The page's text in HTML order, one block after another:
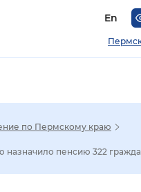
En
отображения
по Пермскому краю
пенсию 322